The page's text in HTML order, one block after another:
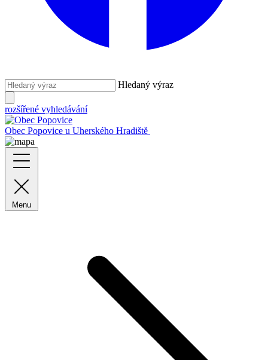
Hledaný výraz
rozšířené vyhledávání
Obec Popovice u Uherského Hradiště
Menu